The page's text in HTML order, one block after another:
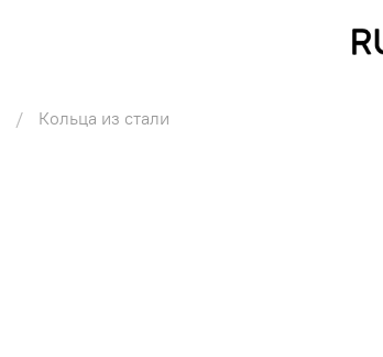
Кольца из стали